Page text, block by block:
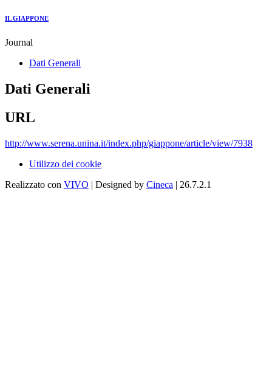
IL GIAPPONE
Journal
Dati Generali
Dati Generali
URL
http://www.serena.unina.it/index.php/giappone/article/view/7938
Utilizzo dei cookie
Realizzato con VIVO | Designed by Cineca | 26.7.2.1